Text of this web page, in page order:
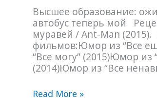
Высшее образование:
автобус теперь мой
муравей / Ant-Man
фильмов:Юмор из “Все
“Все могу” (2015)Юмор из
(2014)Юмор из “Все
Read More »